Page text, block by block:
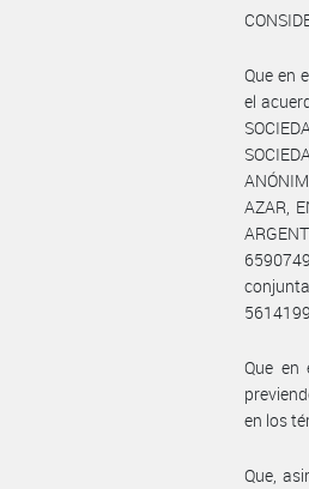
Que en
el
AZAR,
Que en
en los
Que,